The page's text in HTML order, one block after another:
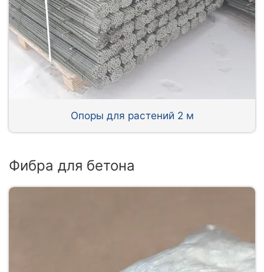
Опоры для растений 2 м
Фибра для бетона